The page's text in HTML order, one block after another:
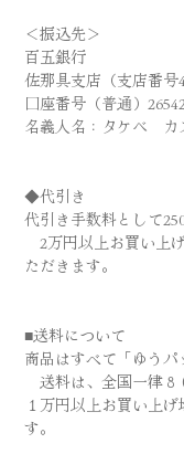
＜振込先＞
百五銀行
佐那具支店（支店番号
口座番号（普通）
名義人名：タケベ カ
◆代引き
代引き手数料として
2万円以上お買い上
ただきます。
■送料について
商品はすべて「ゆうパ
送料は、全国一律８
１万円以上お買い上
す。